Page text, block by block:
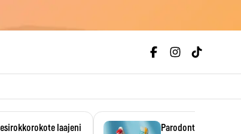
laajeni
Parodontiitti on